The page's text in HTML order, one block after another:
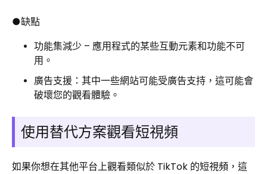
●缺點
功能集減少 – 應用程式的某些互動元素和功能不可
用。
廣告支援：其中一些網站可能受廣告支持，這可能會
破壞您的觀看體驗。
使用替代方案觀看短視頻
如果你想在其他平台上觀看類似於 TikTok 的短視頻，這